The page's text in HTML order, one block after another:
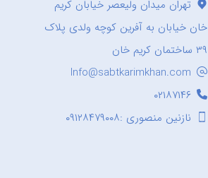
تهران میدان ولیعصر خیابان کریم
خان خیابان به آفرین کوچه ولدی پلاک
۳۹ ساختمان کریم خان
Info@sabtkarimkhan.com
۰۲۱۸۷۱۴۶
نازنین منصوری :۰۹۱۲۸۴۷۹۰۰۸